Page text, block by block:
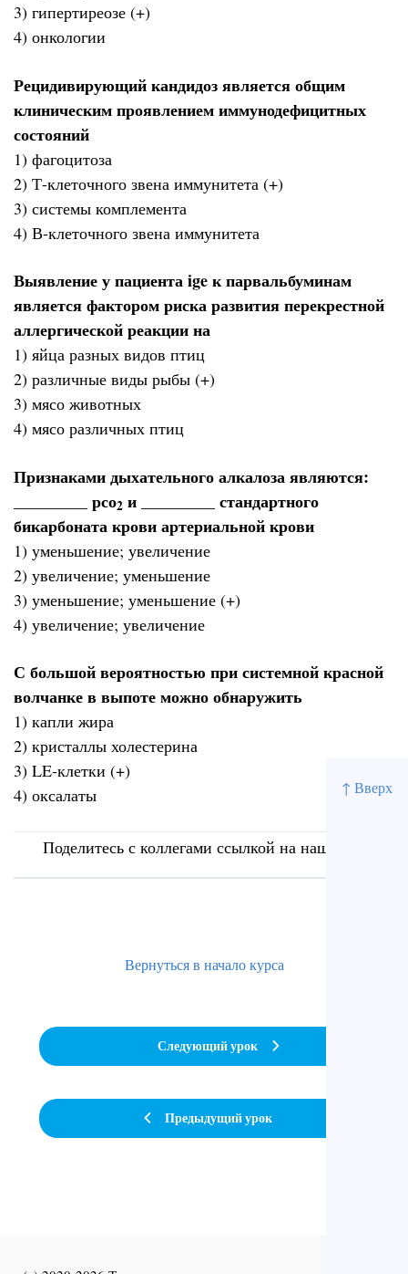
↑ Вверх
3) гипертиреозе (+)
4) онкологии
Рецидивирующий кандидоз является общим
клиническим проявлением иммунодефицитных
состояний
1) фагоцитоза
2) Т-клеточного звена иммунитета (+)
3) системы комплемента
4) В-клеточного звена иммунитета
Выявление у пациента ige к парвальбуминам
является фактором риска развития перекрестной
аллергической реакции на
1) яйца разных видов птиц
2) различные виды рыбы (+)
3) мясо животных
4) мясо различных птиц
Признаками дыхательного алкалоза являются:
_________ рсо2 и _________ стандартного
бикарбоната крови артериальной крови
1) уменьшение; увеличение
2) увеличение; уменьшение
3) уменьшение; уменьшение (+)
4) увеличение; увеличение
С большой вероятностью при системной красной
волчанке в выпоте можно обнаружить
1) капли жира
2) кристаллы холестерина
3) LE-клетки (+)
4) оксалаты
Поделитесь с коллегами ссылкой на наш сайт
Предыдущий урок
Вернуться в начало курса
Следующий урок